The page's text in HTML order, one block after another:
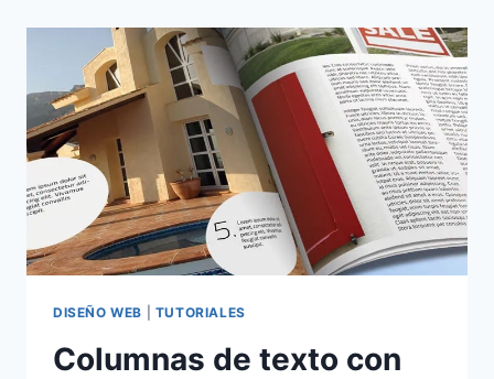
DISEÑO WEB TUTORIALES
Columnas de texto con